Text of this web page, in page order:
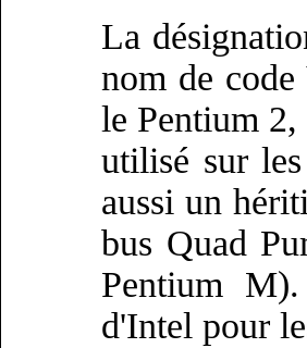
La
nom de
le Pentium
utilisé sur
aussi un
bus Quad
Pentium
d'Intel pour